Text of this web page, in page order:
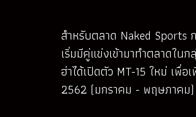
สำหรับตลาด Naked Sports
เริ่มมีคู่แข่งเข้ามาทำตลาดใน
ฮ่าได้เปิดตัว MT-15 ใหม่ เพื่
2562 (มกราคม - พฤษภาคม)